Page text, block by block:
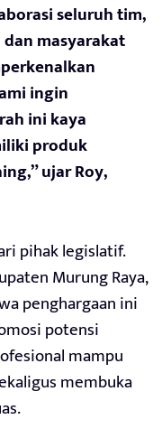
seluruh tim,
masyarakat
ingin
ini kaya
produk
ujar Roy,
pihak legislatif.
Murung Raya,
penghargaan ini
potensi
mampu
membuka